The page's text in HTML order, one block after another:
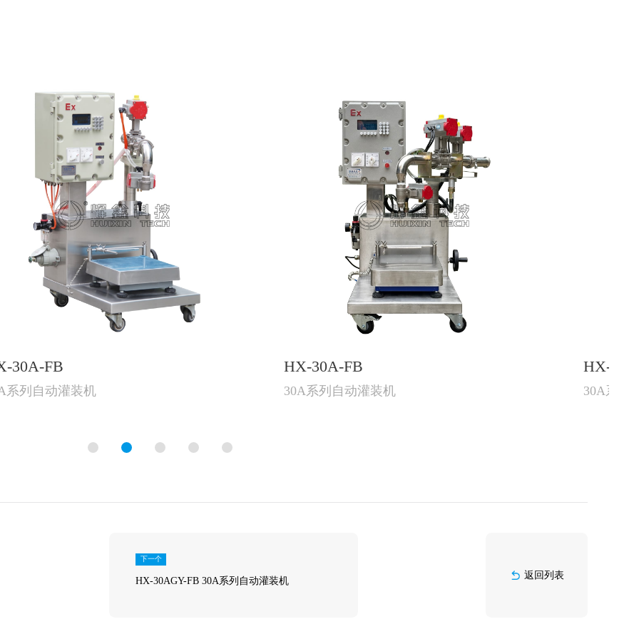
HX-30A-FB
30A系列自动灌装机
HX-30A
30A系列自动灌装机
下一个
HX-30AGY-FB 30A系列自动灌装机
返回列表